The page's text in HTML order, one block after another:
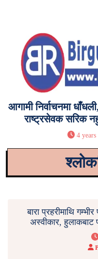
आगामी निर्वाचनमा
राष्ट्रसेवक सरिक
4 years
बारा प्रहरीमाथि
अस्वीकार, हुलाकबाट